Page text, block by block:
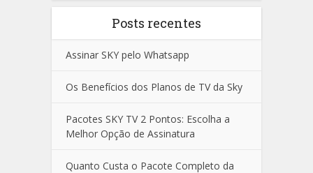
Posts recentes
Assinar SKY pelo Whatsapp
Os Benefícios dos Planos de TV da Sky
Pacotes SKY TV 2 Pontos: Escolha a
Melhor Opção de Assinatura
Quanto Custa o Pacote Completo da